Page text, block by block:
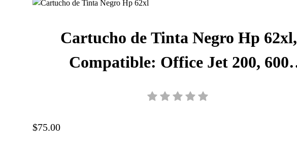
Cartucho de Tinta Negro Hp 62xl,
Compatible: Office Jet 200, 600
$75.00